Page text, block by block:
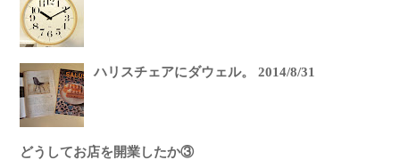
ハリスチェアにダウェル。 2014/8/31
どうしてお店を開業したか③